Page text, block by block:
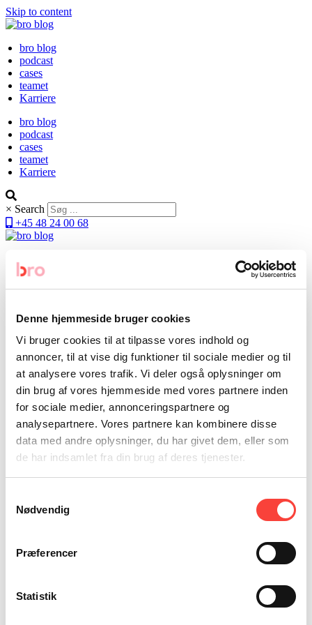
Denne hjemmeside bruger cookies
Vi bruger cookies til at tilpasse vores indhold og
annoncer, til at vise dig funktioner til sociale medier og til
at analysere vores trafik. Vi deler også oplysninger om
din brug af vores hjemmeside med vores partnere inden
for sociale medier, annonceringspartnere og
analysepartnere. Vores partnere kan kombinere disse
data med andre oplysninger, du har givet dem, eller som
de har indsamlet fra din brug af deres tjenester.
Nødvendig
Præferencer
Statistik
Skip to content
bro blog
podcast
cases
teamet
Karriere
bro blog
podcast
cases
teamet
Karriere
× Search
+45 48 24 00 68
podcast
podcast
cases
teamet
Karriere
Search
+45 48 24 00 68
Laura Vester Darre
Laura er uddannet psykolog og har bl.a. arbejdet med individuel
sig i erhvervspsykologi og er især optaget af, hvordan ledelses- og
teamudvikling kan bane vej for højere performance og et
Som psykolog og juniorkonsulent i
bidrager Laura med at
identificere udviklingspotentialer og kernefaktorer i ellers komplekse